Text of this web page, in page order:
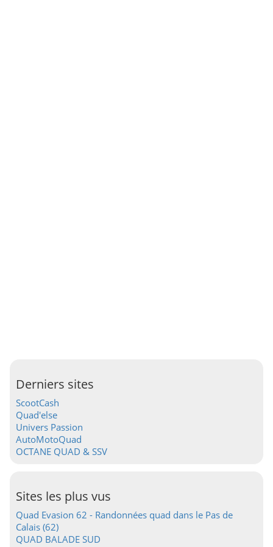
Derniers sites
ScootCash
Quad'else
Univers Passion
AutoMotoQuad
OCTANE QUAD & SSV
Sites les plus vus
Quad Evasion 62 - Randonnées quad dans le Pas de
Calais (62)
QUAD BALADE SUD